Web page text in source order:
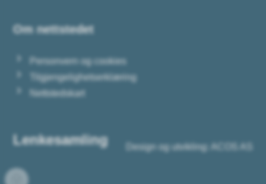
Om nettstedet
Personvern og cookies
Tilgjengelighetserklæring
Nettstedskart
Lenkesamling
Facebook
Design og utvikling: ACOS AS